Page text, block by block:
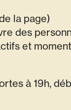
la page)
des
et
à 19h,